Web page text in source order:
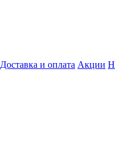
Доставка и оплата Акции